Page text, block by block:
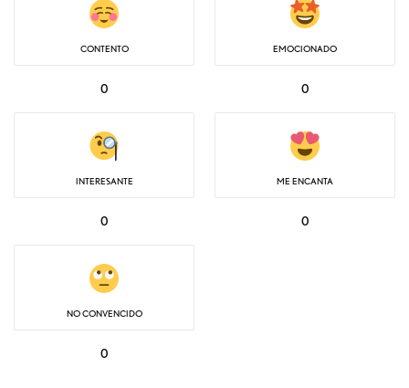
CONTENTO
0
EMOCIONADO
0
INTERESANTE
0
ME ENCANTA
0
NO CONVENCIDO
0